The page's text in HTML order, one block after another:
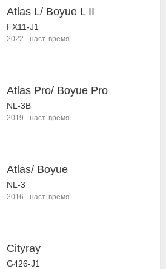
Atlas L/ Boyue L II
FX11-J1
2022 - наст. время
Atlas Pro/ Boyue Pro
NL-3B
2019 - наст. время
Atlas/ Boyue
NL-3
2016 - наст. время
Cityray
G426-J1